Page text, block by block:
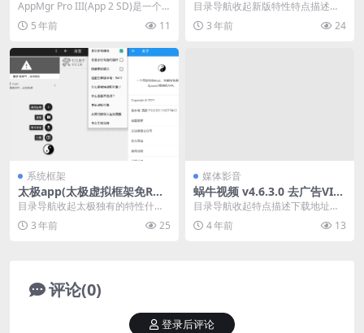
5.31直装高级版
AppMgr Pro III(App 2 SD)是一个
全新设计的新一代应用，冻结...
5 年前 11
ble_解锁增强版原生桌面版
目录导航收起新版特性特点描述下
载地址目录导航收起新版特性特点
描述下载地址Nova...
3 年前 24
系统框架
太极app(太极虚拟框架免ROO
T)10.4.6正式版
目录导航收起太极独有的特性什么
是太极·阳？与太极·阴区别？新版变
化下载地址目录导...
3 年前 25
媒体影音
蜗牛视频 v4.6.3.0 去广告VIP
版_安卓影视应用
目录导航收起特点描述下载地址目
录导航收起特点描述下载地址蜗牛
视频app是一款免费...
4 年前 13
评论(0)
登录后评论